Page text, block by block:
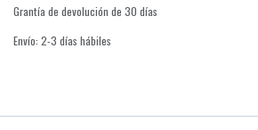
Grantía de devolución de 30 días
Envío: 2-3 días hábiles